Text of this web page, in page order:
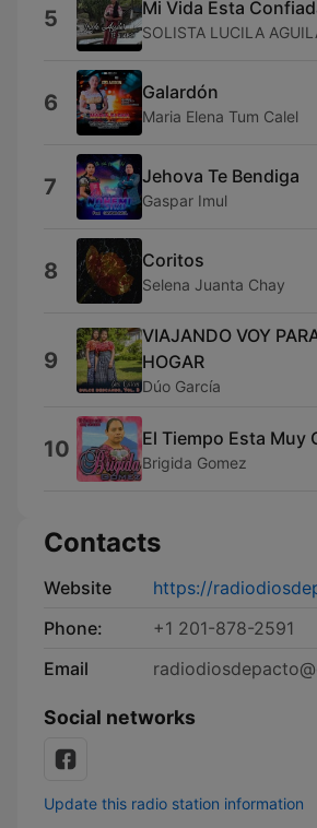
5 Mi Vida Esta
SOLISTA LUCILA
6 Galardón
Maria Elena Tum Calel
7 Jehova Te Bendiga
Gaspar Imul
8 Coritos
Selena Juanta Chay
9
VIAJANDO VOY
HOGAR
Dúo García
10 El Tiempo Esta Muy
Brigida Gomez
Contacts
Website
https://
Phone:
+1 201-878-2591
Email
Social networks
Update this radio station information